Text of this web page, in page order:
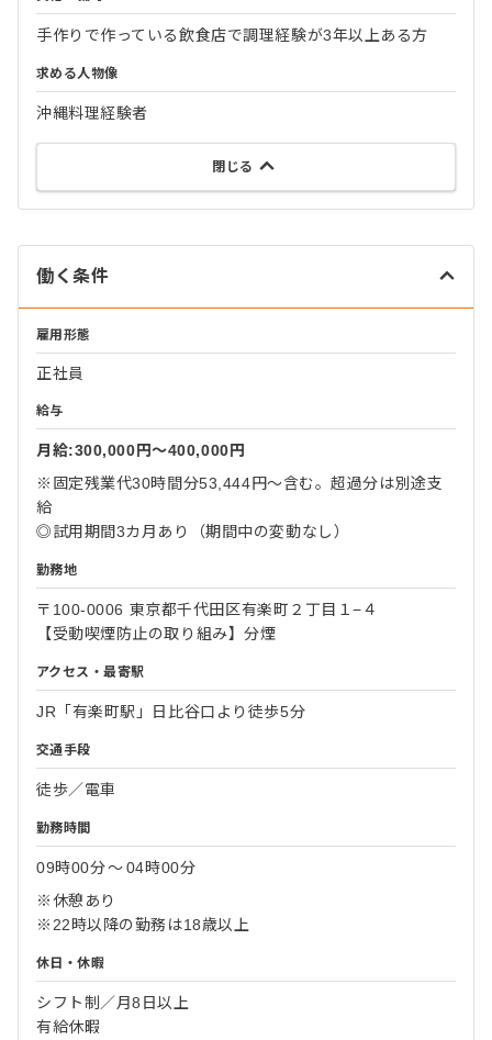
手作りで作っている飲食店で調理経験が3年以上ある方
求める人物像
沖縄料理経験者
閉じる
働く条件
雇用形態
正社員
給与
月給:300,000円〜400,000円
※固定残業代30時間分53,444円～含む。超過分は別途支
給
◎試用期間3カ月あり（期間中の変動なし）
勤務地
〒100-0006 東京都千代田区有楽町２丁目１−４
【受動喫煙防止の取り組み】分煙
アクセス・最寄駅
JR「有楽町駅」日比谷口より徒歩5分
交通手段
徒歩／電車
勤務時間
09時00分〜04時00分
※休憩あり
※22時以降の勤務は18歳以上
休日・休暇
シフト制／月8日以上
有給休暇